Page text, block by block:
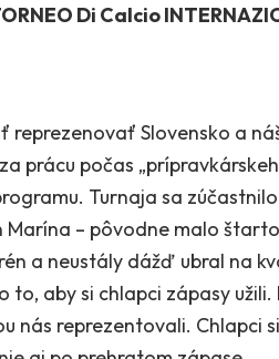
Di Calcio
reprezenovať Slovensko a
prácu počas
Turnaja sa zúčastnilo
– pôvodne malo
a neustály dážď ubral na
to, aby si chlapci zápasy
nás reprezentovali.